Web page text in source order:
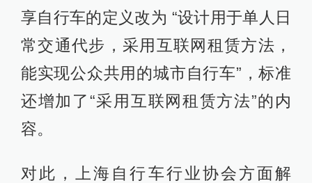
享自行车的定义改为 “设计用于单人日
常交通代步，采用互联网租赁方法，
能实现公众共用的城市自行车”，标准
还增加了“采用互联网租赁方法”的内
容。
对此，上海自行车行业协会方面解